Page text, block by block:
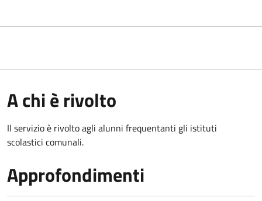
A chi è rivolto
Il servizio è rivolto agli alunni frequentanti gli istituti
scolastici comunali.
Approfondimenti